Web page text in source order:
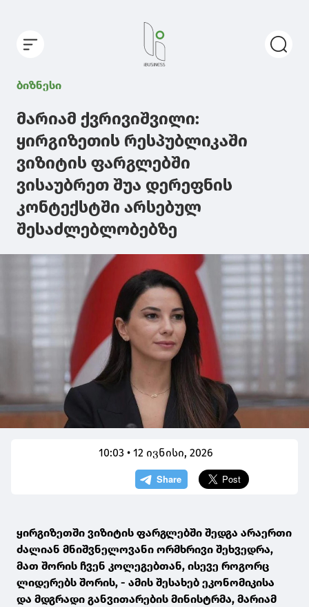
ბიზნესი
მარიამ ქვრივიშვილი:
ყირგიზეთის რესპუბლიკაში
ვიზიტის ფარგლებში
ვისაუბრეთ შუა დერეფნის
კონტექსტში არსებულ
შესაძლებლობებზე
10:03 • 12 ივნისი, 2026
ყირგიზეთში ვიზიტის ფარგლებში შედგა არაერთი
ძალიან მნიშვნელოვანი ორმხრივი შეხვედრა,
მათ შორის ჩვენ კოლეგებთან, ისევე როგორც
ლიდერებს შორის, - ამის შესახებ ეკონომიკისა
და მდგრადი განვითარების მინისტრმა, მარიამ